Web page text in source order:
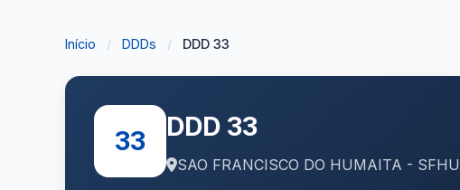
Início / DDDs / DDD 33
33 DDD 33
SAO FRANCISCO DO HUMAITA - SFHU